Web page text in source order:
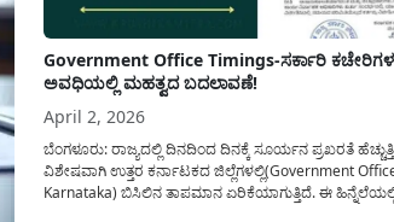
Government Office Timings-ಸರ್ಕಾರಿ
ಅವಧಿಯಲ್ಲಿ ಮಹತ್ವದ ಬದಲಾವಣೆ!
April 2, 2026
ಬೆಂಗಳೂರು: ರಾಜ್ಯದಲ್ಲಿ ದಿನದಿಂದ ದಿನಕ್ಕೆ ಸೂರ್ಯನ ಪ್ರಖರತೆ
ವಿಶೇಷವಾಗಿ ಉತ್ತರ ಕರ್ನಾಟಕದ ಜಿಲ್ಲೆಗಳಲ್ಲಿ(Government
Karnataka) ಬಿಸಿಲಿನ ತಾಪಮಾನ ಏರಿಕೆಯಾಗುತ್ತಿದೆ. ಈ